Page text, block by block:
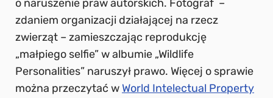
o naruszenie praw autorskich. Fotograf –
zdaniem organizacji działającej na rzecz
zwierząt – zamieszczając reprodukcję
„małpiego selfie” w albumie „Wildlife
Personalities” naruszył prawo. Więcej o sprawie
można przeczytać w World Intelectual Property